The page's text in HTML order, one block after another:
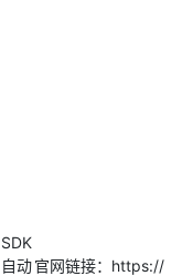
SDK
自动官网链接：https://